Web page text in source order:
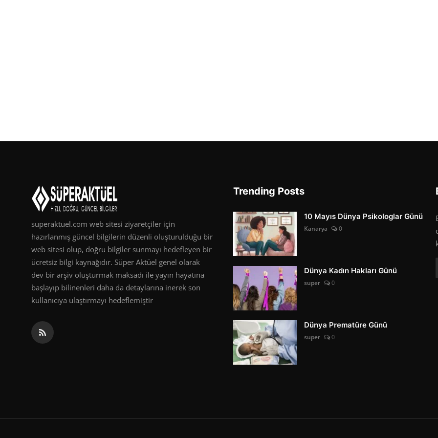
superaktuel.com web sitesi ziyaretçiler için
hazırlanmış güncel bilgilerin düzenli oluşturulduğu bir
web sitesi olup, doğru bilgiler sunmayı hedefleyen bir
ücretsiz bilgi kaynağıdır. Süper Aktüel genel olarak
dev bir arşiv oluşturmak maksadı ile yayın hayatına
başlayıp bilinenleri daha da detaylarına inerek son
kullanıcıya ulaştırmayı hedeflemiştir
Trending Posts
10 Mayıs Dünya Psikologlar Günü
Kanarya 0
Dünya Kadın Hakları Günü
super 0
Dünya Prematüre Günü
super 0